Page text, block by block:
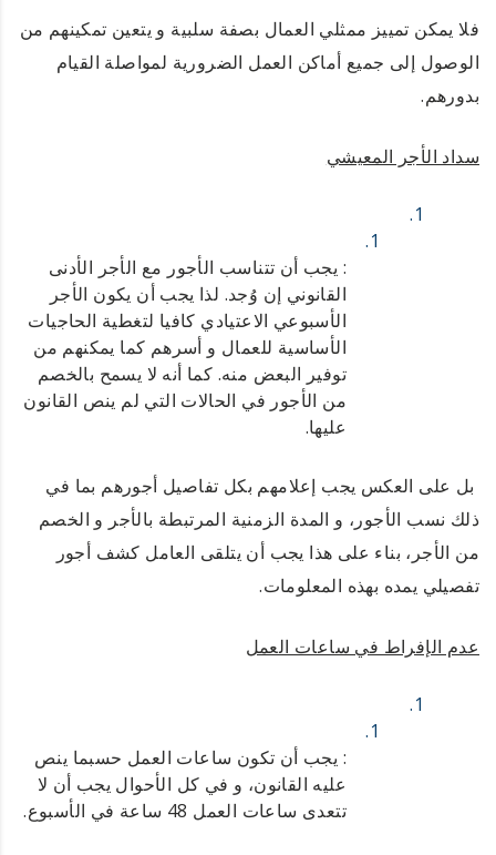
فلا يمكن تمييز ممثلي العمال بصفة سلبية و يتعين تمكينهم من
الوصول إلى جميع أماكن العمل الضرورية لمواصلة القيام
بدورهم.
سداد الأجر المعيشي
: يجب أن تتناسب الأجور مع الأجر الأدنى
القانوني إن وُجد. لذا يجب أن يكون الأجر
الأسبوعي الاعتيادي كافيا لتغطية الحاجيات
الأساسية للعمال و أسرهم كما يمكنهم من
توفير البعض منه. كما أنه لا يسمح بالخصم
من الأجور في الحالات التي لم ينص القانون
عليها.
بل على العكس يجب إعلامهم بكل تفاصيل أجورهم بما في
ذلك نسب الأجور، و المدة الزمنية المرتبطة بالأجر و الخصم
من الأجر، بناء على هذا يجب أن يتلقى العامل كشف أجور
تفصيلي يمده بهذه المعلومات.
عدم الإفراط في ساعات العمل
: يجب أن تكون ساعات العمل حسبما ينص
عليه القانون، و في كل الأحوال يجب أن لا
تتعدى ساعات العمل 48 ساعة في الأسبوع.